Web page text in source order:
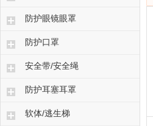
防护眼镜眼罩
防护口罩
安全带/安全绳
防护耳塞耳罩
软体/逃生梯